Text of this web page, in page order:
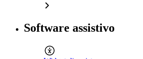
Software assistivo